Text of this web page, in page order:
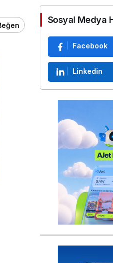
Sosyal Medya
Facebook
Linkedin